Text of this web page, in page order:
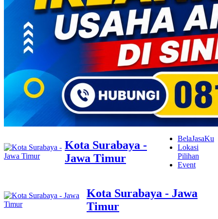
Kota Surabaya -
Jawa Timur
BelaJasaKu
Lokasi
Pilihan
Event
Kota Surabaya - Jawa
Timur